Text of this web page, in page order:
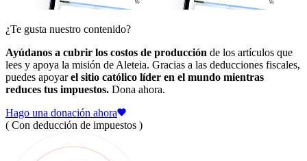
¿Te gusta nuestro contenido?
Ayúdanos a cubrir los costos de producción de los artículos que
lees y apoya la misión de Aleteia. Gracias a las deducciones fiscales,
puedes apoyarel sitio católico líder en el mundo mientras
reduces tus impuestos. Dona ahora.
Hago una donación ahora
( Con deducción de impuestos )